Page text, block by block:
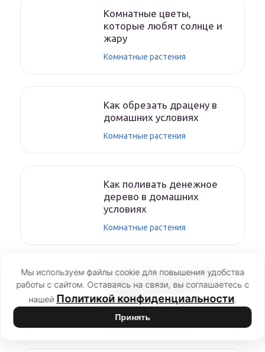
Комнатные цветы,
которые любят солнце и
жару
Комнатные растения
Как обрезать драцену в
домашних условиях
Комнатные растения
Как поливать денежное
дерево в домашних
условиях
Комнатные растения
Амазонская лилия эухарис
— уход в домашних
условиях
Комнатные растения
Мы используем файлы cookie для повышения удобства
работы с сайтом. Оставаясь на связи, вы соглашаетесь с
нашей Политикой конфиденциальности.
Принять